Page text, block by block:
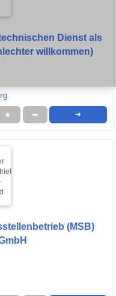
Dienst als
willkommen)
★ ➦ ➜
(MSB)